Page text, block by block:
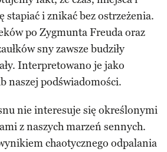
stapiać i znikać bez ostrzeżenia.
po Zygmunta Freuda oraz
sny zawsze budziły
Interpretowano je jako
naszej podświadomości.
nie interesuje się określonymi
z naszych marzeń sennych.
chaotycznego odpalania